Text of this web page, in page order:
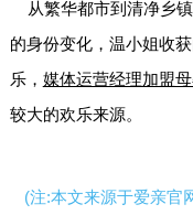
从繁华都市到清净乡
的身份变化，温小姐收
乐， 媒体运营经理加盟
较大的欢乐来源。
(注:本文来源于爱亲官